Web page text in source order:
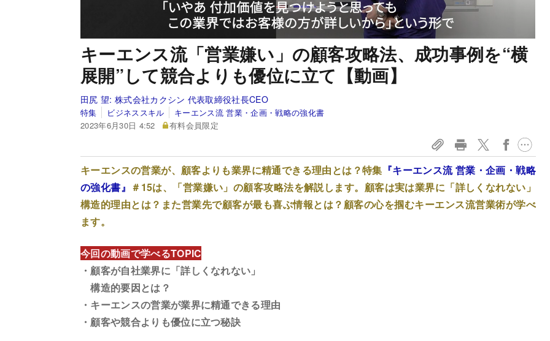
キーエンス流「営業嫌い」の顧客攻略法、成功事例を“横
展開”して競合よりも優位に立て【動画】
田尻 望: 株式会社カクシン 代表取締役社長CEO
特集 ビジネススキル
キーエンス流 営業・企画・戦略の強化書
2023年6月30日 4:52
有料会員限定
キーエンスの営業が、顧客よりも業界に精通できる理由とは？特集 『キーエンス流 営業・企画・戦略
の強化書』 ＃15は、「営業嫌い」の顧客攻略法を解説します。顧客は実は業界に「詳しくなれない」
構造的理由とは？また営業先で顧客が最も喜ぶ情報とは？顧客の心を掴むキーエンス流営業術が学べ
ます。
今回の動画で学べるTOPIC
・顧客が自社業界に「詳しくなれない」
構造的要因とは？
・キーエンスの営業が業界に精通できる理由
・顧客や競合よりも優位に立つ秘訣